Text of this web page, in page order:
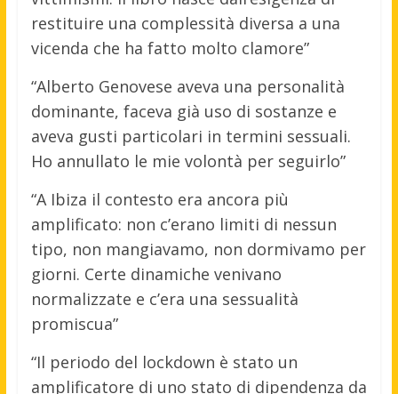
restituire una complessità diversa a una
vicenda che ha fatto molto clamore”
“Alberto Genovese aveva una personalità
dominante, faceva già uso di sostanze e
aveva gusti particolari in termini sessuali.
Ho annullato le mie volontà per seguirlo”
“A Ibiza il contesto era ancora più
amplificato: non c’erano limiti di nessun
tipo, non mangiavamo, non dormivamo per
giorni. Certe dinamiche venivano
normalizzate e c’era una sessualità
promiscua”
“Il periodo del lockdown è stato un
amplificatore di uno stato di dipendenza da